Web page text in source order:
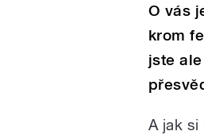
O vás
krom
jste
A jak si